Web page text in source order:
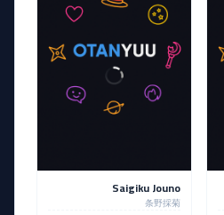
Saigiku Jouno
条野採菊